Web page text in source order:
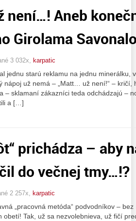
není…! Aneb
Girolama
3 032x, karpatic
jednu starú reklamu na jednu minerálku,
nápoj už nemá – „Matt… už není!“ – kričí,
– sklamaní zákazníci teda odchádzajú –
a […]
prichádza – aby
do večnej tmy…!?
2 257x, karpatic
„pracovná metóda“ podvodníkov –
obetí! Tak, už sa nezvolebnieva, už fičí